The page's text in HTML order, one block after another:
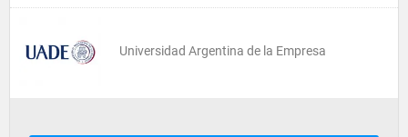
Universidad Argentina de la Empresa